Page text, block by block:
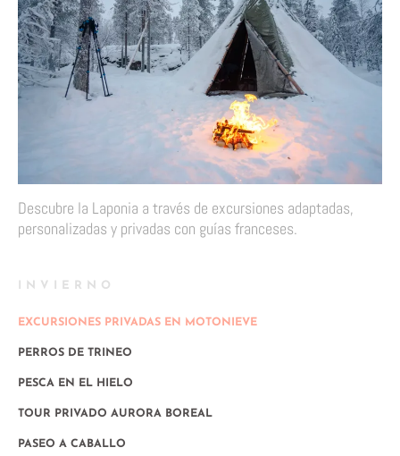
Descubre la Laponia a través de excursiones adaptadas,
personalizadas y privadas con guías franceses.
INVIERNO
EXCURSIONES PRIVADAS EN MOTONIEVE
PERROS DE TRINEO
PESCA EN EL HIELO
TOUR PRIVADO AURORA BOREAL
PASEO A CABALLO